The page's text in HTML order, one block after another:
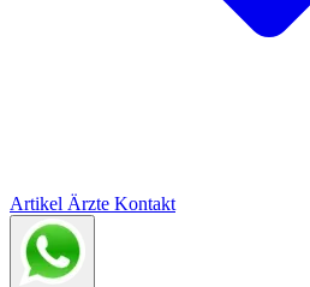
Artikel Ärzte Kontakt